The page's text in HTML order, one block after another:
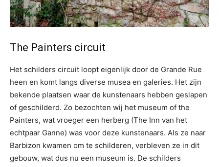
The Painters circuit
Het schilders circuit loopt eigenlijk door de Grande Rue
heen en komt langs diverse musea en galeries. Het zijn
bekende plaatsen waar de kunstenaars hebben geslapen
of geschilderd. Zo bezochten wij het museum of the
Painters, wat vroeger een herberg (The Inn van het
echtpaar Ganne) was voor deze kunstenaars. Als ze naar
Barbizon kwamen om te schilderen, verbleven ze in dit
gebouw, wat dus nu een museum is. De schilders